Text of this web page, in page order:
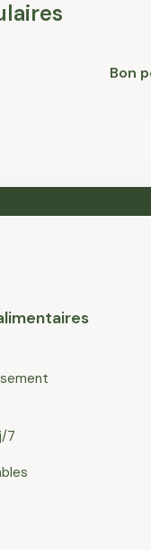
Bon
7